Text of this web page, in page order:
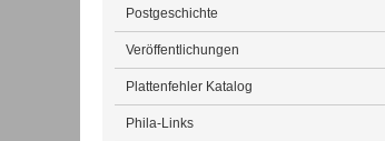
Postgeschichte
Veröffentlichungen
Plattenfehler Katalog
Phila-Links